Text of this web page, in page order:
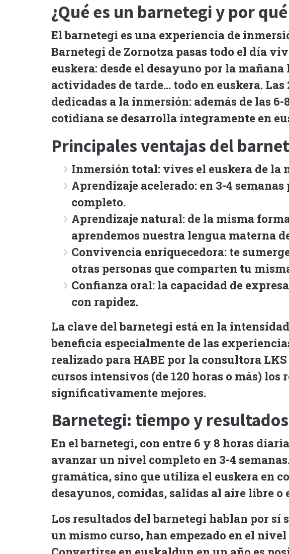
¿Qué es un barnetegi y por
El barnetegi es una experiencia de
Barnetegi de Zornotza pasas todo el día
euskera: desde el desayuno por la
actividades de tarde… todo en euskera. Las
dedicadas a la inmersión: además de las
cotidiana se desarrolla íntegramente en
Principales ventajas del
Inmersión total: vives el euskera de la
Aprendizaje acelerado: en 3-4
completo.
Aprendizaje natural: de la misma
aprendemos nuestra lengua materna
Convivencia enriquecedora: te
otras personas que comparten tu
Confianza oral: la capacidad de
con rapidez.
La clave del barnetegi está en la intensidad
beneficia especialmente de las
realizado para HABE por la consultora
cursos intensivos (de 120 horas o más) los
significativamente mejores.
Barnetegi: tiempo y
En el barnetegi, con entre 6 y 8 horas
avanzar un nivel completo en 3-4 semanas
gramática, sino que utiliza el euskera en
desayunos, comidas, salidas al aire libre
Los resultados del barnetegi hablan por sí
un mismo curso, han empezado en el nivel